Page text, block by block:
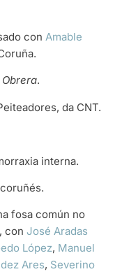
con Amable
.
da CNT.
interna.
fosa común no
con José Aradas
López, Manuel
Ares, Severino